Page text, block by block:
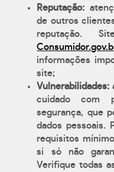
Reputação:
de outros
reputação.
informações
site;
Vulnerabilidades:
cuidado com
segurança, que
dados pessoais.
requisitos
si só não
Verifique todas